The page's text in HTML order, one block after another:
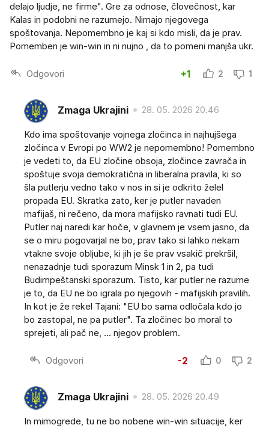
delajo ljudje, ne firme". Gre za odnose, človečnost, kar
Kalas in podobni ne razumejo. Nimajo njegovega
spoštovanja. Nepomembno je kaj si kdo misli, da je prav.
Pomemben je win-win in ni nujno , da to pomeni manjša ukr.
Odgovori +1 2 1
Zmaga Ukrajini 28. 05. 2026 20.46
Kdo ima spoštovanje vojnega zločinca in najhujšega
zločinca v Evropi po WW2 je nepomembno! Pomembno
je vedeti to, da EU zločine obsoja, zločince zavrača in
spoštuje svoja demokratična in liberalna pravila, ki so
šla putlerju vedno tako v nos in si je odkrito želel
propada EU. Skratka zato, ker je putler navaden
mafijaš, ni rečeno, da mora mafijsko ravnati tudi EU.
Putler naj naredi kar hoče, v glavnem je vsem jasno, da
se o miru pogovarjal ne bo, prav tako si lahko nekam
vtakne svoje obljube, ki jih je še prav vsakič prekršil,
nenazadnje tudi sporazum Minsk 1 in 2, pa tudi
Budimpeštanski sporazum. Tisto, kar putler ne razume
je to, da EU ne bo igrala po njegovih - mafijskih pravilih.
In kot je že rekel Tajani: "EU bo sama odločala kdo jo
bo zastopal, ne pa putler". Ta zločinec bo moral to
sprejeti, ali pač ne, ... njegov problem.
Odgovori -2 0 2
Zmaga Ukrajini 28. 05. 2026 20.49
In mimogrede, tu ne bo nobene win-win situacije, ker